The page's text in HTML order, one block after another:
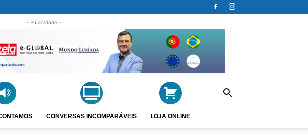
- Publicidade -
CONVERSAS INCOMPARÁVEIS LOJA ONLINE